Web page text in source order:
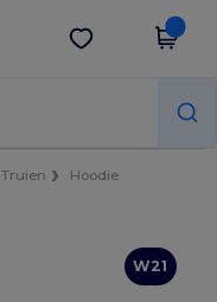
Download app
Truien
Hoodie
W21